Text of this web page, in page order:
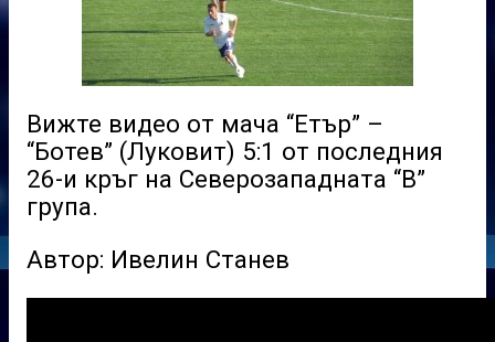
Вижте видео от мача “Етър” –
“Ботев” (Луковит) 5:1 от последния
26-и кръг на Северозападната “В”
група.
Автор: Ивелин Станев